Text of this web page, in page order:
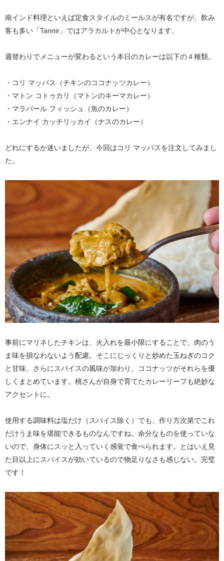
南インド料理といえば定食スタイルのミールスが有名ですが、飲み
客も多い「Tannir」ではアラカルトが中心となります。
週替わりでメニューが変わるという本日のカレーは以下の４種類。
・コリ マッパス（チキンのココナッツカレー）
・マトン コトゥカリ（マトンのキーマカレー）
・マラバール フィッシュ（魚のカレー）
・エンナイ カッチリッカイ（ナスのカレー）
どれにするか迷いましたが、今回はコリ マッパスを注文してみまし
た。
事前にマリネしたチキンは、火入れを最小限にすることで、肉のう
ま味を損なわないよう配慮。そこにじっくりと炒めた玉ねぎのコク
と甘味、さらにスパイスの風味が加わり、ココナッツがそれらを優
しくまとめています。桃さんが自身で育てたカレーリーフも絶妙な
アクセントに。
使用する調味料は塩だけ（スパイス除く）でも、作り方次第でこれ
だけうま味を堪能できるものなんですね。余分なものを使っていな
いので、身体にスッと入っていく感覚で食べられます。とはいえ見
た目以上にスパイスが効いているので物足りなさも感じない。完璧
です！